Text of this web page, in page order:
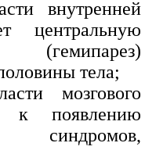
внутренней
центральную
тела;
мозгового
к появлению
синдромов,